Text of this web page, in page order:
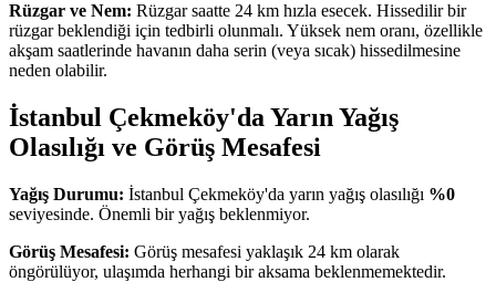
Rüzgar ve Nem: Rüzgar saatte 24 km hızla esecek. Hissedilir bir
rüzgar beklendiği için tedbirli olunmalı. Yüksek nem oranı, özellikle
akşam saatlerinde havanın daha serin (veya sıcak) hissedilmesine
neden olabilir.
İstanbul Çekmeköy'da Yarın Yağış
Olasılığı ve Görüş Mesafesi
Yağış Durumu: İstanbul Çekmeköy'da yarın yağış olasılığı %0
seviyesinde. Önemli bir yağış beklenmiyor.
Görüş Mesafesi: Görüş mesafesi yaklaşık 24 km olarak
öngörülüyor, ulaşımda herhangi bir aksama beklenmemektedir.